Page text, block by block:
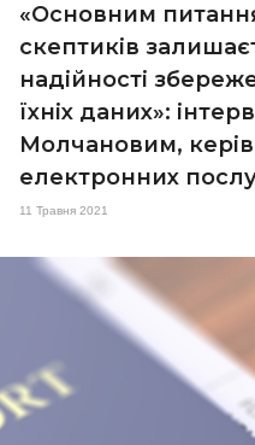
«Основним
скептиків
надійності
їхніх даних»:
Молчановим,
електронних
11 Травня 2021